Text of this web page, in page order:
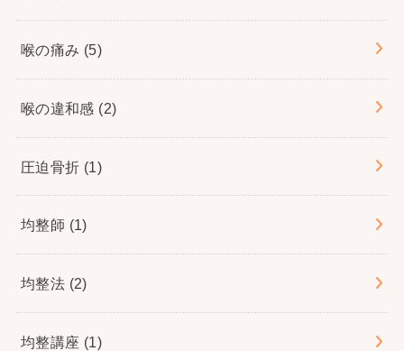
喉の痛み (5)
喉の違和感 (2)
圧迫骨折 (1)
均整師 (1)
均整法 (2)
均整講座 (1)